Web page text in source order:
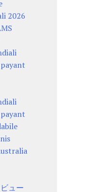
2026
ュー